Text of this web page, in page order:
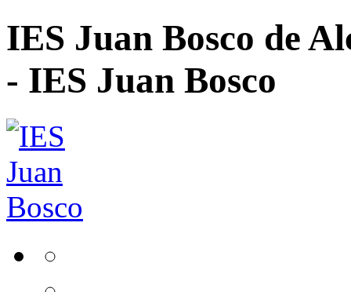
IES Juan Bosco de
- IES Juan Bosco